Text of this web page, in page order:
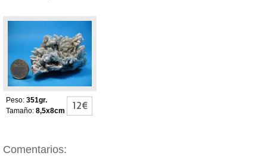
Peso: 351gr.
Tamaño: 8,5x8cm 12€
Comentarios: